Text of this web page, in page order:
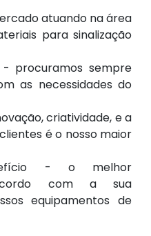
atuando na área
para sinalização
- procuramos sempre
as necessidades do
criatividade, e a
é o nosso maior
- o melhor
com a sua
equipamentos de